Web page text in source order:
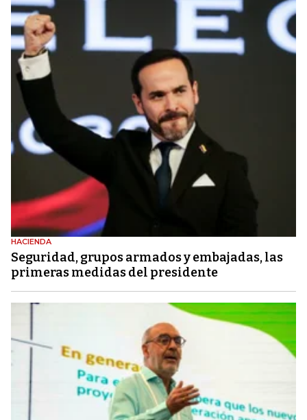
HACIENDA
Seguridad, grupos armados y embajadas, las
primeras medidas del presidente